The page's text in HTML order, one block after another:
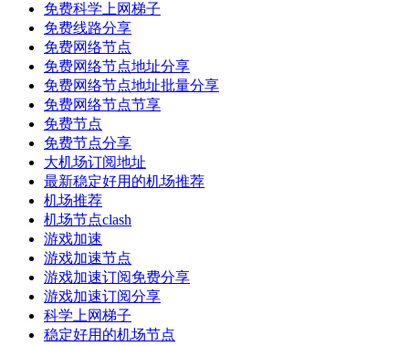
免费科学上网梯子
免费线路分享
免费网络节点
免费网络节点地址分享
免费网络节点地址批量分享
免费网络节点节享
免费节点
免费节点分享
大机场订阅地址
最新稳定好用的机场推荐
机场推荐
机场节点clash
游戏加速
游戏加速节点
游戏加速订阅免费分享
游戏加速订阅分享
科学上网梯子
稳定好用的机场节点